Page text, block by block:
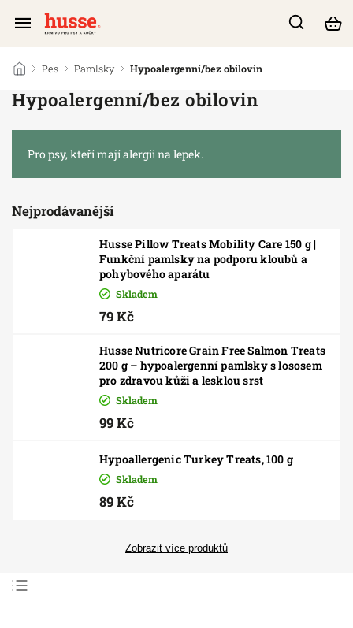
/ Pes / Pamlsky / Hypoalergenní/bez obilovin
Hypoalergenní/bez obilovin
Pro psy, kteří mají alergii na lepek.
Nejprodávanější
Husse Pillow Treats Mobility Care 150 g |
Funkční pamlsky na podporu kloubů a
pohybového aparátu
Skladem
79 Kč
Husse Nutricore Grain Free Salmon Treats
200 g – hypoalergenní pamlsky s lososem
pro zdravou kůži a lesklou srst
Skladem
99 Kč
Hypoallergenic Turkey Treats, 100 g
Skladem
89 Kč
Zobrazit více produktů